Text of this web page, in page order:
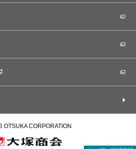
OTSUKA CORPORATION